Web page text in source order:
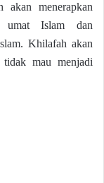
menerapkan
umat Islam dan
Khilafah akan
mau menjadi